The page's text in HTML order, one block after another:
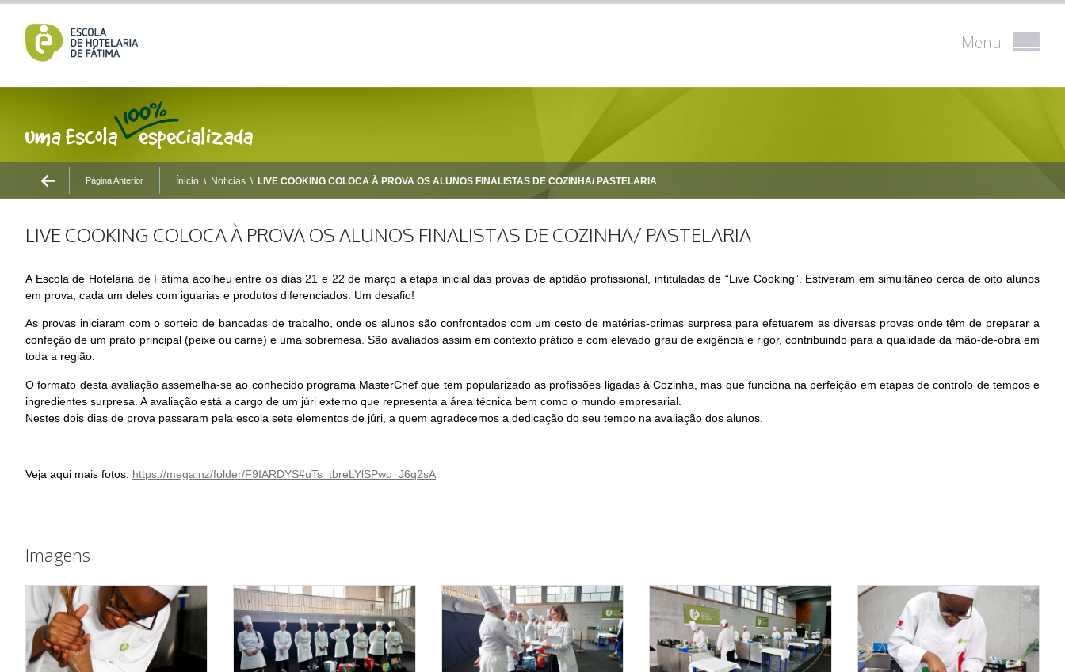
Menu
Página Anterior Ínicio \ Notícias \ LIVE COOKING COLOCA À PROVA OS ALUNOS FINALISTAS DE COZINHA/ PASTELARIA
LIVE COOKING COLOCA À PROVA OS ALUNOS FINALISTAS DE COZINHA/ PASTELARIA
A Escola de Hotelaria de Fátima acolheu entre os dias 21 e 22 de março a etapa inicial das provas de aptidão profissional, intituladas de “Live Cooking”. Estiveram em simultâneo cerca de oito alunos
em prova, cada um deles com iguarias e produtos diferenciados. Um desafio!
As provas iniciaram com o sorteio de bancadas de trabalho, onde os alunos são confrontados com um cesto de matérias-primas surpresa para efetuarem as diversas provas onde têm de preparar a
confeção de um prato principal (peixe ou carne) e uma sobremesa. São avaliados assim em contexto prático e com elevado grau de exigência e rigor, contribuindo para a qualidade da mão-de-obra em
toda a região.
O formato desta avaliação assemelha-se ao conhecido programa MasterChef que tem popularizado as profissões ligadas à Cozinha, mas que funciona na perfeição em etapas de controlo de tempos e
ingredientes surpresa. A avaliação está a cargo de um júri externo que representa a área técnica bem como o mundo empresarial.
Nestes dois dias de prova passaram pela escola sete elementos de júri, a quem agradecemos a dedicação do seu tempo na avaliação dos alunos.
Veja aqui mais fotos: https://mega.nz/folder/F9IARDYS#uTs_tbreLYlSPwo_J6q2sA
Imagens